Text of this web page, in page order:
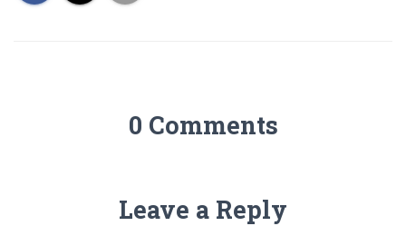
0 Comments
Leave a Reply